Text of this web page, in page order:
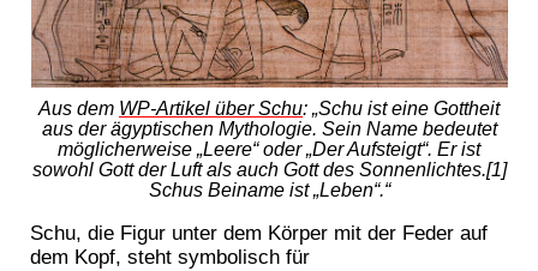
Aus dem WP-Artikel über Schu: „Schu ist eine Gottheit
aus der ägyptischen Mythologie. Sein Name bedeutet
möglicherweise „Leere“ oder „Der Aufsteigt“. Er ist
sowohl Gott der Luft als auch Gott des Sonnenlichtes.[1]
Schus Beiname ist „Leben“.“
Schu, die Figur unter dem Körper mit der Feder auf
dem Kopf, steht symbolisch für